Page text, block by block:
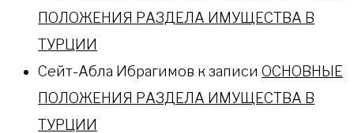
ПОЛОЖЕНИЯ РАЗДЕЛА ИМУЩЕСТВА В
ТУРЦИИ
Сейт-Абла Ибрагимов к записи ОСНОВНЫЕ
ПОЛОЖЕНИЯ РАЗДЕЛА ИМУЩЕСТВА В
ТУРЦИИ